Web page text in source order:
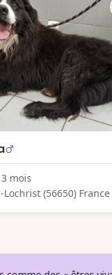
mois
(56650) France